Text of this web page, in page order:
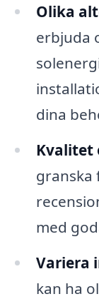
Olika
erbjuda
dina
Kvalitet
granska
med
Variera
kan ha